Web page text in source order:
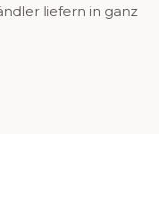
liefern in ganz